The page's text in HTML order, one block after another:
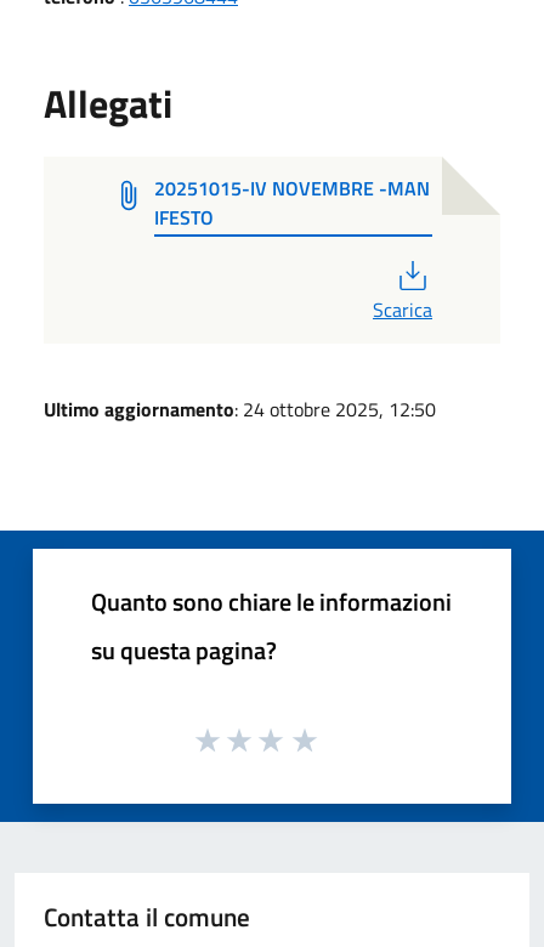
Allegati
20251015-IV NOVEMBRE -MAN
IFESTO
Scarica
Ultimo aggiornamento: 24 ottobre 2025, 12:50
Quanto sono chiare le informazioni
su questa pagina?
Contatta il comune